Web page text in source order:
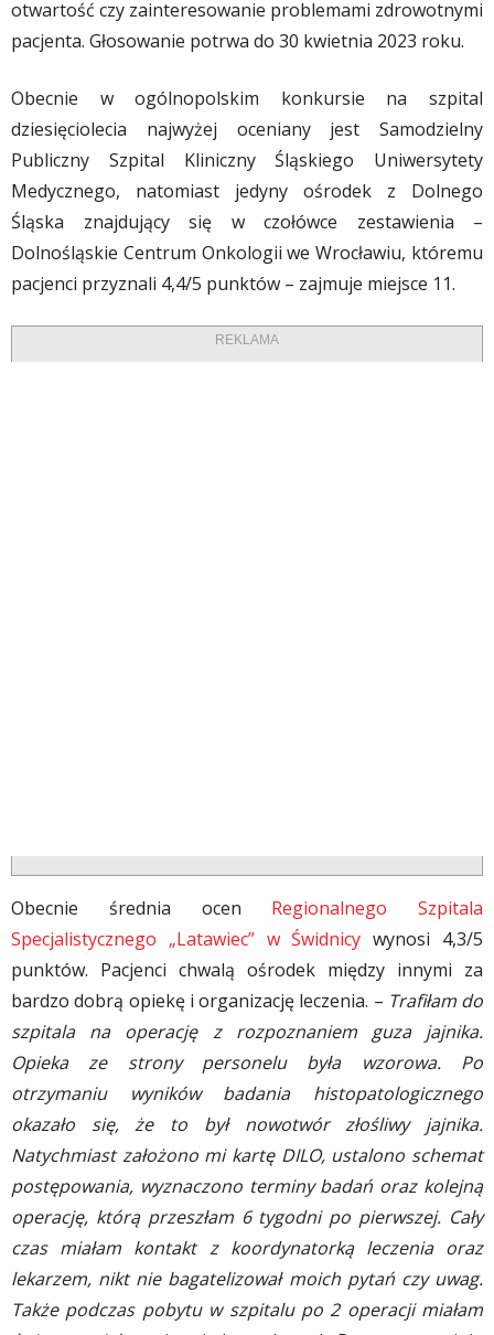
otwartość czy zainteresowanie problemami zdrowotnymi
pacjenta. Głosowanie potrwa do 30 kwietnia 2023 roku.
Obecnie w ogólnopolskim konkursie na szpital
dziesięciolecia najwyżej oceniany jest Samodzielny
Publiczny Szpital Kliniczny Śląskiego Uniwersytety
Medycznego, natomiast jedyny ośrodek z Dolnego
Śląska znajdujący się w czołówce zestawienia –
Dolnośląskie Centrum Onkologii we Wrocławiu, któremu
pacjenci przyznali 4,4/5 punktów – zajmuje miejsce 11.
REKLAMA
Obecnie średnia ocen Regionalnego Szpitala
Specjalistycznego „Latawiec” w Świdnicy wynosi 4,3/5
punktów. Pacjenci chwalą ośrodek między innymi za
bardzo dobrą opiekę i organizację leczenia. – Trafiłam do
szpitala na operację z rozpoznaniem guza jajnika.
Opieka ze strony personelu była wzorowa. Po
otrzymaniu wyników badania histopatologicznego
okazało się, że to był nowotwór złośliwy jajnika.
Natychmiast założono mi kartę DILO, ustalono schemat
postępowania, wyznaczono terminy badań oraz kolejną
operację, którą przeszłam 6 tygodni po pierwszej. Cały
czas miałam kontakt z koordynatorką leczenia oraz
lekarzem, nikt nie bagatelizował moich pytań czy uwag.
Także podczas pobytu w szpitalu po 2 operacji miałam